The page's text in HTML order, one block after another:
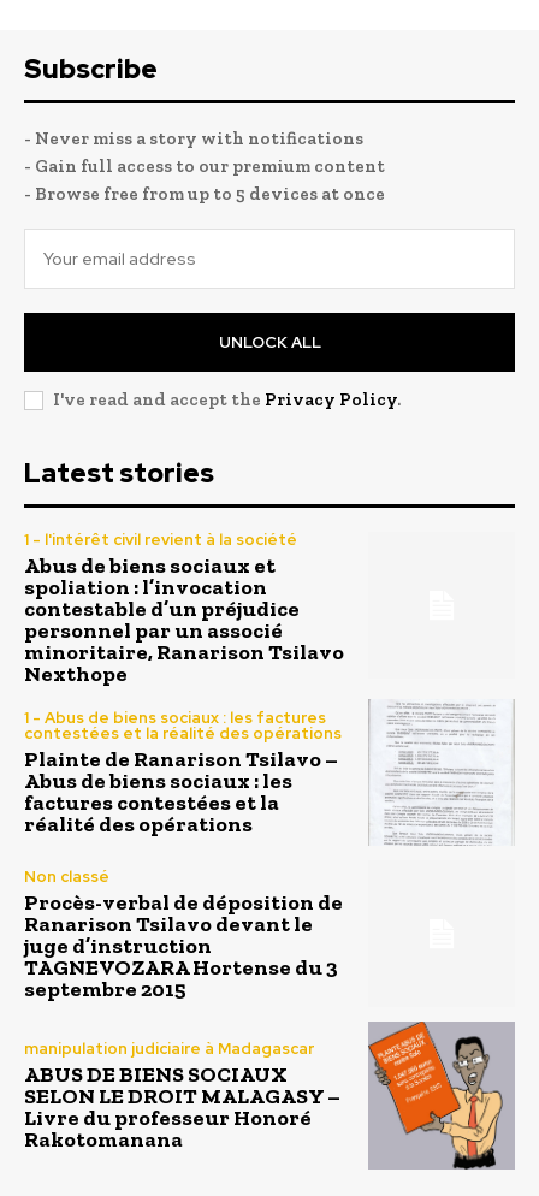
Subscribe
- Never miss a story with notifications
- Gain full access to our premium content
- Browse free from up to 5 devices at once
UNLOCK ALL
I've read and accept the Privacy Policy.
Latest stories
1 - l'intérêt civil revient à la société
Abus de biens sociaux et
spoliation : l’invocation
contestable d’un préjudice
personnel par un associé
minoritaire, Ranarison Tsilavo
Nexthope
1 - Abus de biens sociaux : les factures
contestées et la réalité des opérations
Plainte de Ranarison Tsilavo –
Abus de biens sociaux : les
factures contestées et la
réalité des opérations
Non classé
Procès-verbal de déposition de
Ranarison Tsilavo devant le
juge d’instruction
TAGNEVOZARA Hortense du 3
septembre 2015
manipulation judiciaire à Madagascar
ABUS DE BIENS SOCIAUX
SELON LE DROIT MALAGASY –
Livre du professeur Honoré
Rakotomanana